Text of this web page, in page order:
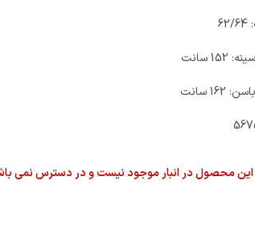
سانت
سانت
محصول در انبار موجود نیست و در دسترس نمی